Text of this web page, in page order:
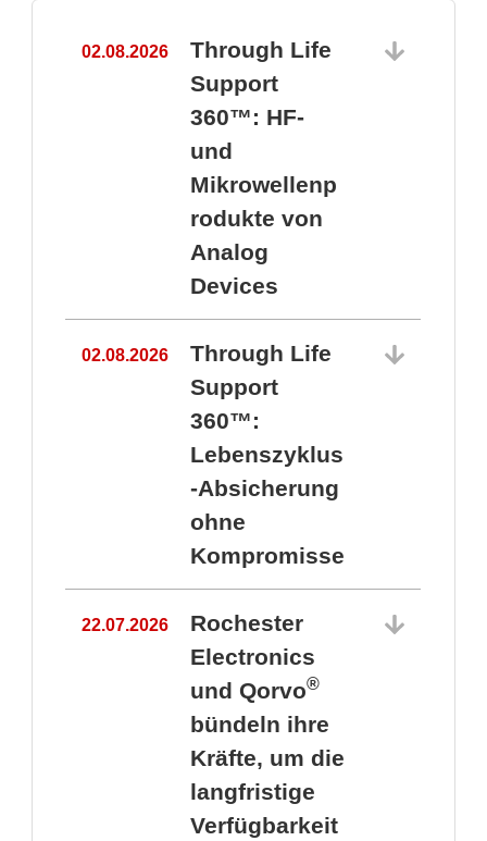
02.08.2026
Through Life
Support
360™: HF-
und
Mikrowellenp
rodukte von
Analog
Devices
02.08.2026
Through Life
Support
360™:
Lebenszyklus
-Absicherung
ohne
Kompromisse
22.07.2026
Rochester
Electronics
und Qorvo®
bündeln ihre
Kräfte, um die
langfristige
Verfügbarkeit